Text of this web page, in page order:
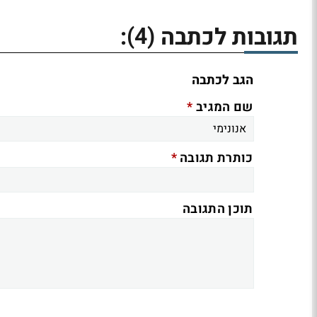
תגובות לכתבה (4)
:
הגב לכתבה
שם המגיב*
כותרת תגובה*
תוכן התגובה